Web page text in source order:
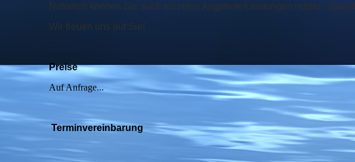
Natürlich können Sie auch einzelne Angebote/Leistungen nutzen.
Wir freuen uns auf Sie!
Preise
Auf Anfrage...
Terminvereinbarung